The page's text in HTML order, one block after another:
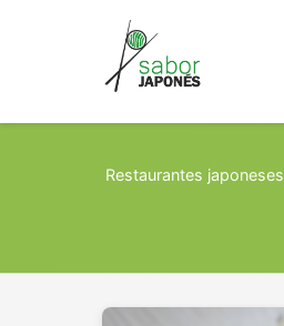
Restaurantes japoneses